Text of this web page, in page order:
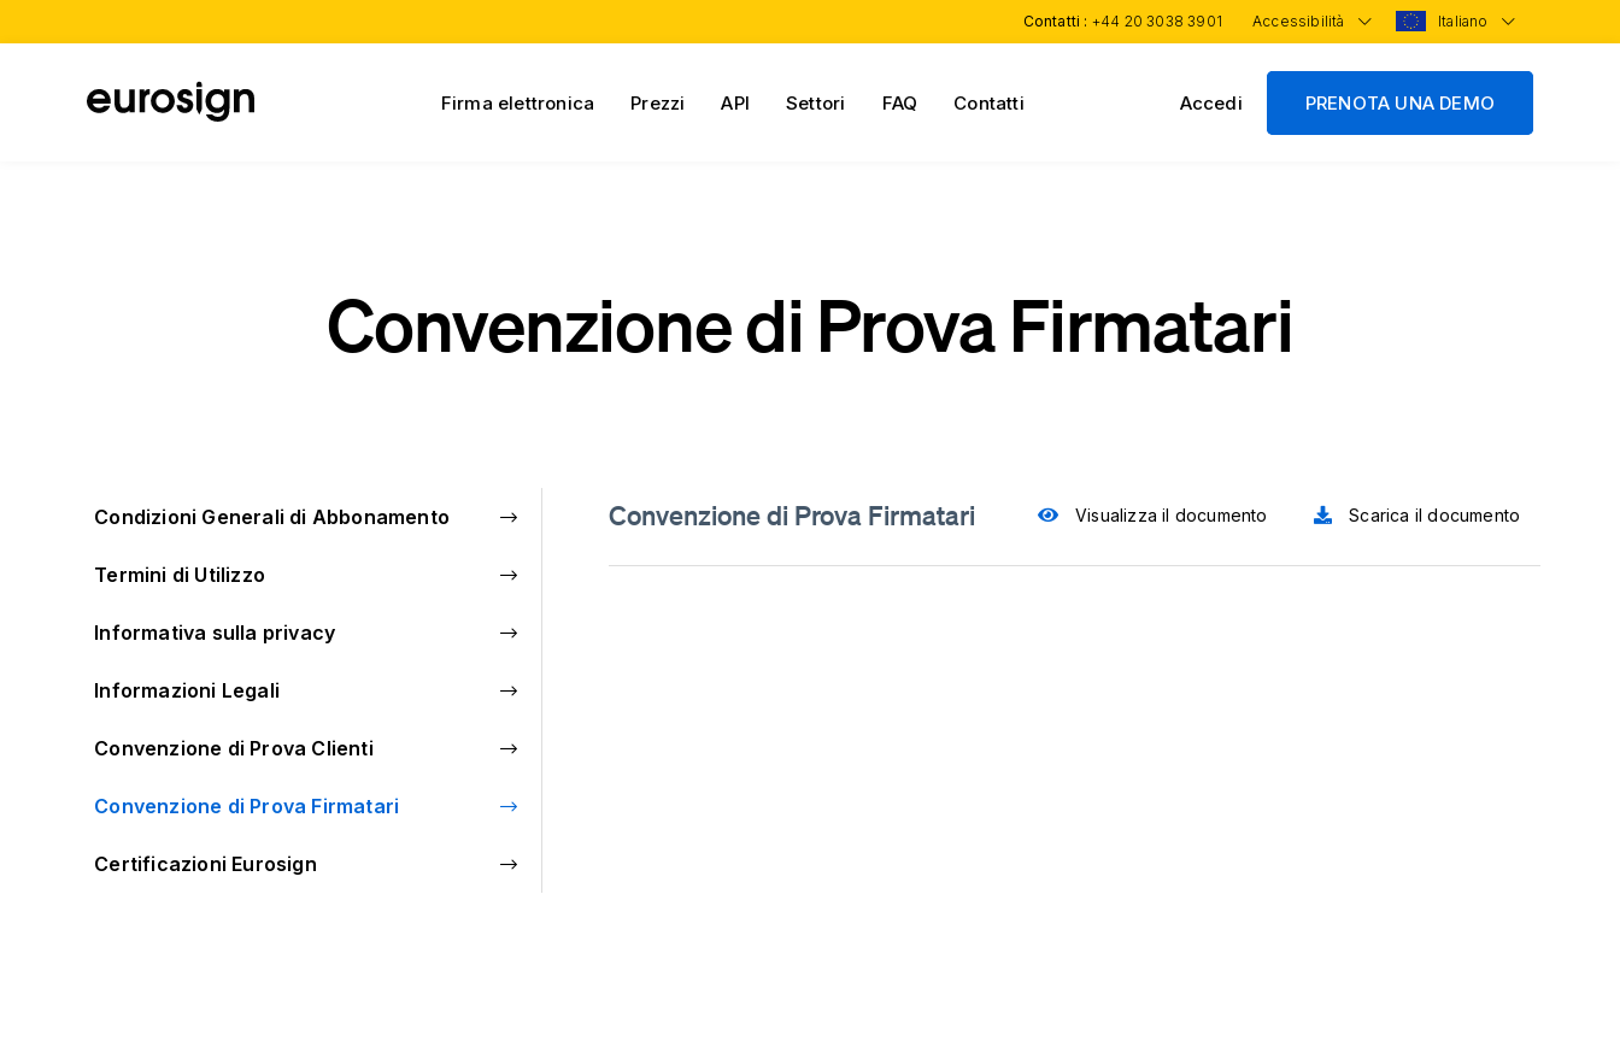
Contatti : +44 20 3038 3901 Accessibilità Italiano
Firma elettronica Prezzi API Settori FAQ Contatti Accedi PRENOTA UNA DEMO
Convenzione di Prova Firmatari
Condizioni Generali di Abbonamento
Termini di Utilizzo
Informativa sulla privacy
Informazioni Legali
Convenzione di Prova Clienti
Convenzione di Prova Firmatari
Certificazioni Eurosign
Convenzione di Prova Firmatari Visualizza il documento Scarica il documento